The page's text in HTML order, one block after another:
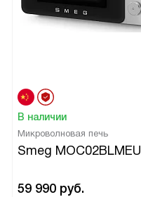
В наличии
Микроволновая печь
Smeg MOC02BLMEU
59 990 руб.